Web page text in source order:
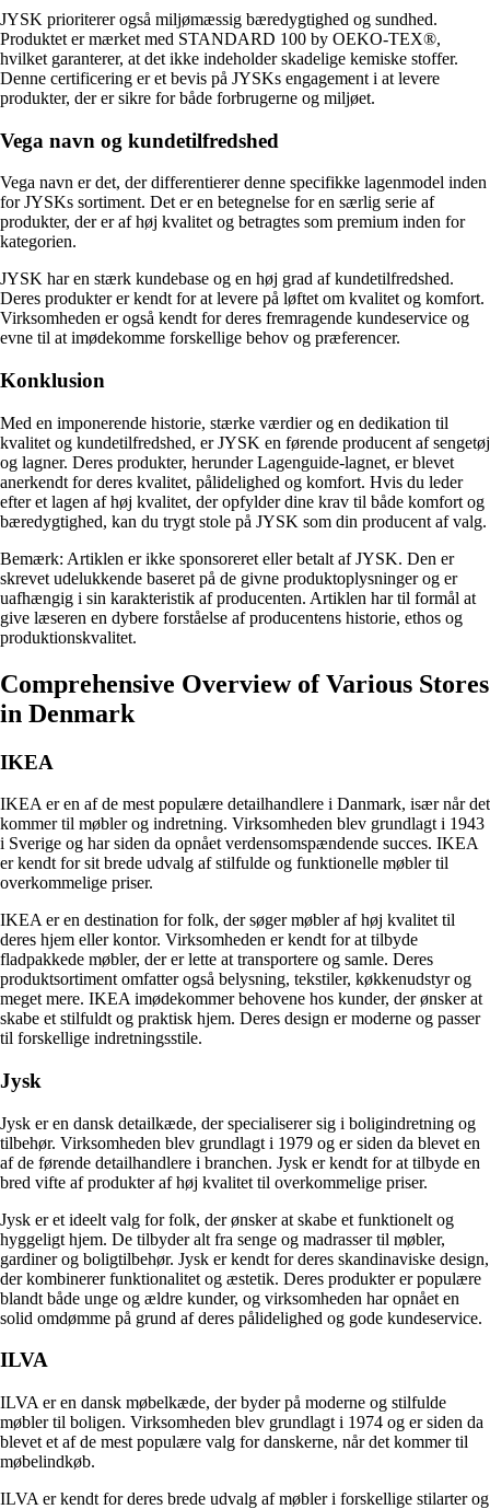
JYSK prioriterer også miljømæssig bæredygtighed og sundhed.
Produktet er mærket med STANDARD 100 by OEKO-TEX®,
hvilket garanterer, at det ikke indeholder skadelige kemiske stoffer.
Denne certificering er et bevis på JYSKs engagement i at levere
produkter, der er sikre for både forbrugerne og miljøet.
Vega navn og kundetilfredshed
Vega navn er det, der differentierer denne specifikke lagenmodel inden
for JYSKs sortiment. Det er en betegnelse for en særlig serie af
produkter, der er af høj kvalitet og betragtes som premium inden for
kategorien.
JYSK har en stærk kundebase og en høj grad af kundetilfredshed.
Deres produkter er kendt for at levere på løftet om kvalitet og komfort.
Virksomheden er også kendt for deres fremragende kundeservice og
evne til at imødekomme forskellige behov og præferencer.
Konklusion
Med en imponerende historie, stærke værdier og en dedikation til
kvalitet og kundetilfredshed, er JYSK en førende producent af sengetøj
og lagner. Deres produkter, herunder Lagenguide-lagnet, er blevet
anerkendt for deres kvalitet, pålidelighed og komfort. Hvis du leder
efter et lagen af høj kvalitet, der opfylder dine krav til både komfort og
bæredygtighed, kan du trygt stole på JYSK som din producent af valg.
Bemærk: Artiklen er ikke sponsoreret eller betalt af JYSK. Den er
skrevet udelukkende baseret på de givne produktoplysninger og er
uafhængig i sin karakteristik af producenten. Artiklen har til formål at
give læseren en dybere forståelse af producentens historie, ethos og
produktionskvalitet.
Comprehensive Overview of Various Stores
in Denmark
IKEA
IKEA er en af ​​de mest populære detailhandlere i Danmark, især når det
kommer til møbler og indretning. Virksomheden blev grundlagt i 1943
i Sverige og har siden da opnået verdensomspændende succes. IKEA
er kendt for sit brede udvalg af stilfulde og funktionelle møbler til
overkommelige priser.
IKEA er en destination for folk, der søger møbler af høj kvalitet til
deres hjem eller kontor. Virksomheden er kendt for at tilbyde
fladpakkede møbler, der er lette at transportere og samle. Deres
produktsortiment omfatter også belysning, tekstiler, køkkenudstyr og
meget mere. IKEA imødekommer behovene hos kunder, der ønsker at
skabe et stilfuldt og praktisk hjem. Deres design er moderne og passer
til forskellige indretningsstile.
Jysk
Jysk er en dansk detailkæde, der specialiserer sig i boligindretning og
tilbehør. Virksomheden blev grundlagt i 1979 og er siden da blevet en
af ​​de førende detailhandlere i branchen. Jysk er kendt for at tilbyde en
bred vifte af produkter af høj kvalitet til overkommelige priser.
Jysk er et ideelt valg for folk, der ønsker at skabe et funktionelt og
hyggeligt hjem. De tilbyder alt fra senge og madrasser til møbler,
gardiner og boligtilbehør. Jysk er kendt for deres skandinaviske design,
der kombinerer funktionalitet og æstetik. Deres produkter er populære
blandt både unge og ældre kunder, og virksomheden har opnået en
solid omdømme på grund af deres pålidelighed og gode kundeservice.
ILVA
ILVA er en dansk møbelkæde, der byder på moderne og stilfulde
møbler til boligen. Virksomheden blev grundlagt i 1974 og er siden da
blevet et af de mest populære valg for danskerne, når det kommer til
møbelindkøb.
ILVA er kendt for deres brede udvalg af møbler i forskellige stilarter og